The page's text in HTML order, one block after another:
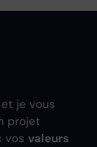
je vous
projet
vos valeurs